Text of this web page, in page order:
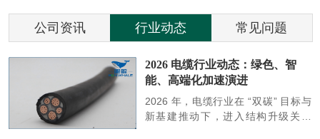
公司资讯 行业动态 常见问题
2026 电缆行业动态：绿色、智
能、高端化加速演进
2026 年，电缆行业在 “双碳” 目标与
新基建推动下，进入结构升级关键